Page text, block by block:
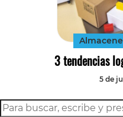
3 tendencias
5 de